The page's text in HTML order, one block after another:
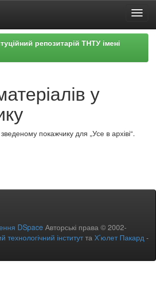
репозитарій ТНТУ імені
у
покажчику для „Усе в архіві“.
DSpace Авторські права © 2002-
технологічний інститутта Х’юлет Пакард -